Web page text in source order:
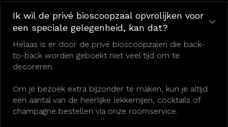
Ik wil de privé bioscoopzaal opvrolijken voor
een speciale gelegenheid, kan dat?
Helaas is er door de privé bioscoopzalen die back-
to-back worden geboekt niet veel tijd om te
decoreren.
Om je bezoek extra bijzonder te maken, kun je altijd
een aantal van de heerlijke lekkernijen, cocktails of
champagne bestellen via onze roomservice.